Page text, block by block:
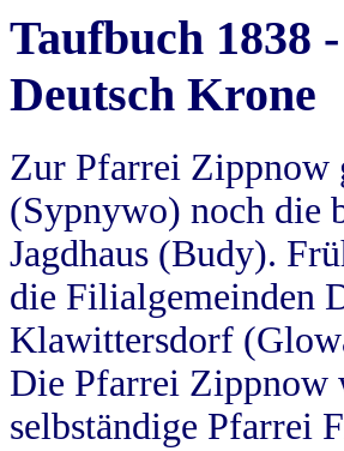
Taufbuch 1838
Deutsch Krone
Zur Pfarrei Zippnow
(Sypnywo) noch die
Jagdhaus (Budy).
die Filialgemeinden
Klawittersdorf
Die Pfarrei Zippnow
selbständige Pfarrei